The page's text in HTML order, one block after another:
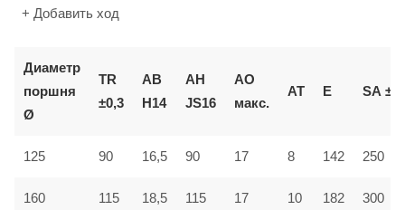
+ Добавить ход
Диаметр
поршня
Ø
TR
±0,3
AB
H14
AH
JS16
AO
макс.
AT E SA ±2
125 90 16,5 90 17 8 142 250
160 115 18,5 115 17 10 182 300